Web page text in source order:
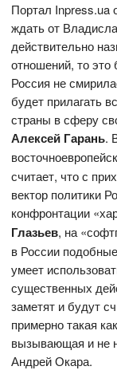
Портал Inpress.ua
ждать от
действительно
отношений, то это
Россия не
будет прилагать
страны в сферу
Алексей Гарань.
считает, что с
вектор политики
конфронтации
Глазьев, на
в России
умеет
существенных
заметят и будут
примерно такая
вызывающая и не
Андрей Окара.